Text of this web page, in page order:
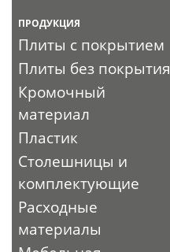
ПРОДУКЦИЯ
Плиты с покрытием
Плиты без покрытия
Кромочный
материал
Пластик
Столешницы и
комплектующие
Расходные
материалы